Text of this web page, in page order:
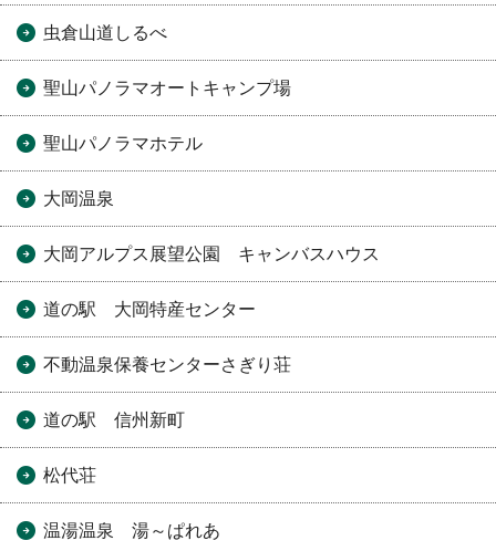
虫倉山道しるべ
聖山パノラマオートキャンプ場
聖山パノラマホテル
大岡温泉
大岡アルプス展望公園 キャンバスハウス
道の駅 大岡特産センター
不動温泉保養センターさぎり荘
道の駅 信州新町
松代荘
温湯温泉 湯～ぱれあ